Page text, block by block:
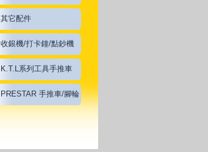
其它配件
收銀機/打卡鐘/點鈔機
K.T.L系列工具手推車
PRESTAR 手推車/腳輪